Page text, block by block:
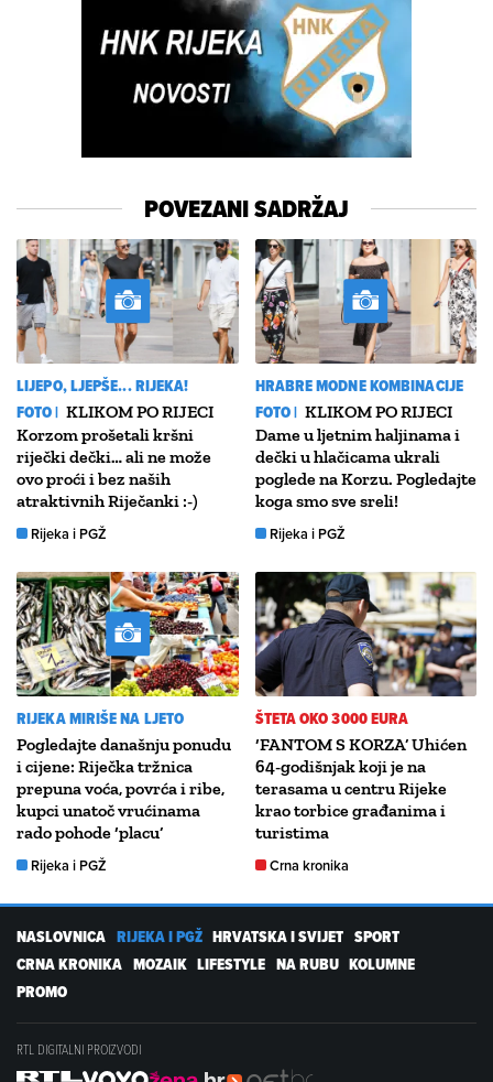
POVEZANI SADRŽAJ
LIJEPO, LJEPŠE... RIJEKA!
FOTO | KLIKOM PO RIJECI
Korzom prošetali kršni
riječki dečki… ali ne može
ovo proći i bez naših
atraktivnih Riječanki :-)
Rijeka i PGŽ
HRABRE MODNE KOMBINACIJE
FOTO | KLIKOM PO RIJECI
Dame u ljetnim haljinama i
dečki u hlačicama ukrali
poglede na Korzu. Pogledajte
koga smo sve sreli!
Rijeka i PGŽ
RIJEKA MIRIŠE NA LJETO
Pogledajte današnju ponudu
i cijene: Riječka tržnica
prepuna voća, povrća i ribe,
kupci unatoč vrućinama
rado pohode ‘placu’
Rijeka i PGŽ
ŠTETA OKO 3000 EURA
‘FANTOM S KORZA’ Uhićen
64-godišnjak koji je na
terasama u centru Rijeke
krao torbice građanima i
turistima
Crna kronika
NASLOVNICA RIJEKA I PGŽ HRVATSKA I SVIJET SPORT
CRNA KRONIKA MOZAIK LIFESTYLE NA RUBU KOLUMNE
PROMO
RTL DIGITALNI PROIZVODI